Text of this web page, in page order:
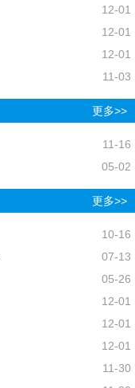
12-01
12-01
12-01
11-03
更多>>
11-16
05-02
更多>>
10-16
07-13
05-26
12-01
12-01
12-01
11-30